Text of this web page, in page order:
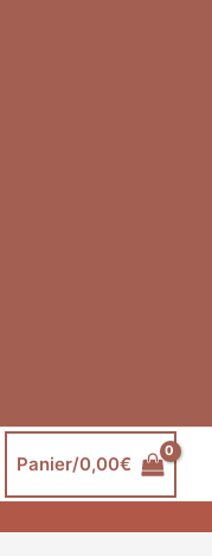
Panier/0,00€